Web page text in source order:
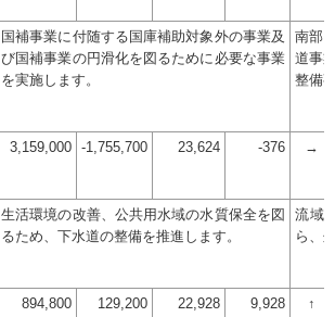
国補事業に付随する国庫補助対象外の事業及
び国補事業の円滑化を図るために必要な事業
を実施します。
南部
道事
整備
3,159,000 -1,755,700 23,624 -376 →
生活環境の改善、公共用水域の水質保全を図
るため、下水道の整備を推進します。
流域
ら、
894,800 129,200 22,928 9,928 ↑